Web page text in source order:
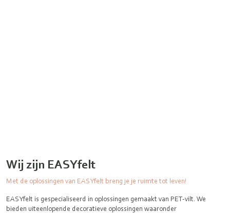
Wij zijn EASYfelt
Met de oplossingen van EASYfelt breng je je ruimte tot leven!
EASYfelt is gespecialiseerd in oplossingen gemaakt van PET-vilt. We
bieden uiteenlopende decoratieve oplossingen waaronder